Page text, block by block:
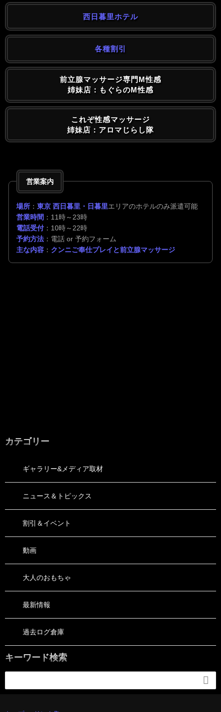
西日暮里ホテル
各種割引
前立腺マッサージ専門M性感
姉妹店：もぐらのM性感
これぞ性感マッサージ
姉妹店：アロマじらし隊
営業案内
場所 ： 東京 西日暮里・日暮里エリアのホテルのみ派遣可能
営業時間 ：11時～23時
電話受付：10時～22時
予約方法 ：電話 or 予約フォーム
主な内容 ： クンニご奉仕プレイと前立腺マッサージ
カテゴリー
ギャラリー&メディア取材
ニュース＆トピックス
割引＆イベント
動画
大人のおもちゃ
最新情報
過去ログ倉庫
キーワード検索
